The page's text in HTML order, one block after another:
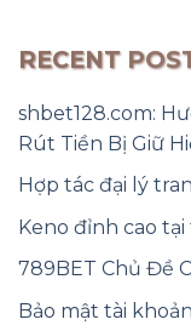
RECENT
shbet128.com:
Rút Tiền Bị Giữ
Hợp tác đại lý
Keno đỉnh cao tại
789BET Chủ Đề
Bảo mật tài